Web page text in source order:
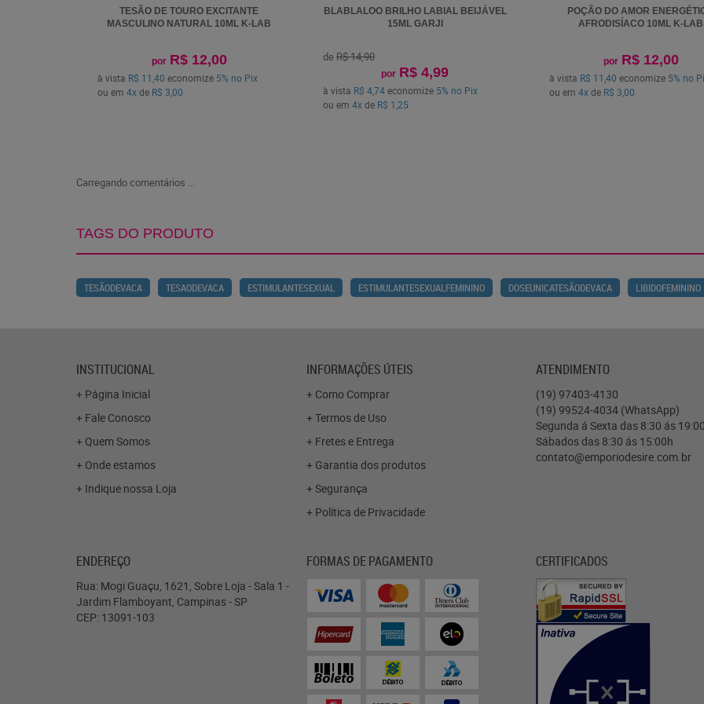
TESÃO DE TOURO EXCITANTE
MASCULINO NATURAL 10ML K-LAB
por R$ 12,00
à vista R$ 11,40 economize 5% no Pix
ou em 4xde R$ 3,00
BLABLALOO BRILHO LABIAL BEIJÁVEL
15ML GARJI
deR$ 14,90
por R$ 4,99
à vista R$ 4,74economize 5% no Pix
ou em 4xde R$ 1,25
POÇÃO DO AMOR
AFRODISÍACO 10ML K-LAB
por R$ 12,00
à vista R$ 11,40 economize 5% no
ou em 4xde R$ 3,00
Carregando comentários ...
TAGS DO PRODUTO
TESÃODEVACA TESAODEVACA ESTIMULANTESEXUAL ESTIMULANTESEXUALFEMININO DOSEUNICATESÃODEVACA LIBIDOFEMININO
INSTITUCIONAL
Página Inicial
Fale Conosco
Quem Somos
Onde estamos
Indique nossa Loja
INFORMAÇÕES ÚTEIS
Como Comprar
Termos de Uso
Fretes e Entrega
Garantia dos produtos
Segurança
Política de Privacidade
ATENDIMENTO
(19) 97403-4130
(19) 99524-4034 (WhatsApp)
Segunda á Sexta das 8:30 ás
Sábados das 8:30 ás 15:00h
contato@emporiodesire.com.br
ENDEREÇO
Rua: Mogi Guaçu, 1621, Sobre Loja - Sala 1 -
Jardim Flamboyant, Campinas-SP
CEP: 13091-103
FORMAS DE PAGAMENTO CERTIFICADOS